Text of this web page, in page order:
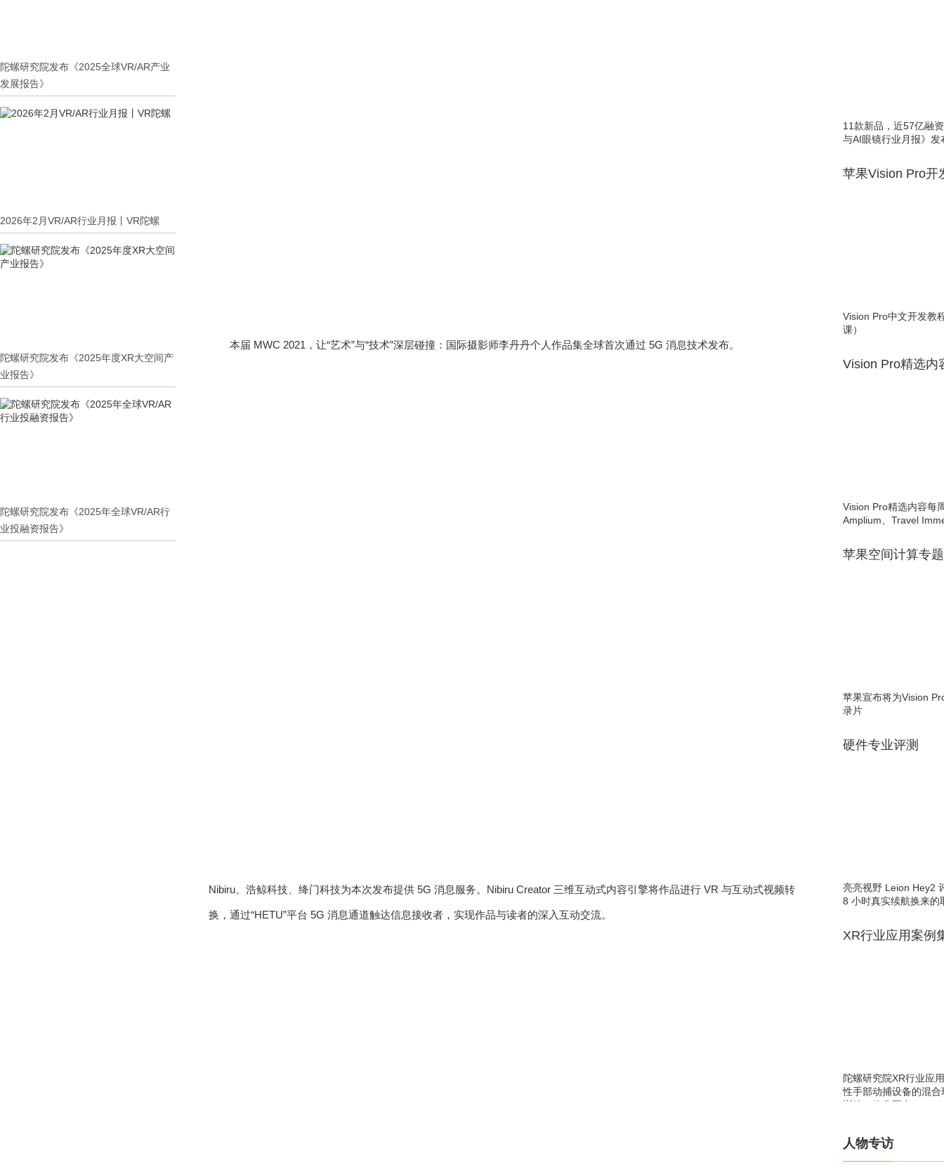
陀螺研究院发布《2025全球VR/AR产业
发展报告》
2026年2月VR/AR行业月报丨VR陀螺
陀螺研究院发布《2025年度XR大空间产
业报告》
陀螺研究院发布《2025年全球VR/AR行
业投融资报告》
本届 MWC 2021，让“艺术”与“技术”深层碰撞：国际摄影师李丹丹个人作品集全球首次通过 5G 消息技术发布。
Nibiru、浩鲸科技、绛门科技为本次发布提供 5G 消息服务。Nibiru Creator 三维互动式内容引擎将作品进行 VR 与互动式视频转
换，通过“HETU”平台 5G 消息通道触达信息接收者，实现作品与读者的深入互动交流。
11款新品，近57亿融
与AI眼镜行业月报》发
苹果Vision Pro开
Vision Pro中文开发教
课）
Vision Pro精选内
Vision Pro精选内容每
Amplium、Travel
苹果空间计算专题
苹果宣布将为Vision
录片
硬件专业评测
亮亮视野 Leion Hey2
8 小时真实续航换来的
XR行业应用案例
陀螺研究院XR行业应
性手部动捕设备的混
训练一体化平台
人物专访